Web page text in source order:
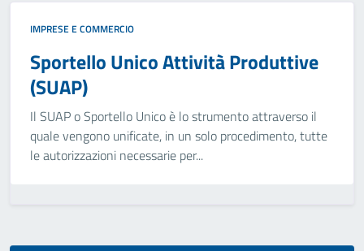
IMPRESE E COMMERCIO
Sportello Unico Attività Produttive
(SUAP)
Il SUAP o Sportello Unico è lo strumento attraverso il
quale vengono unificate, in un solo procedimento, tutte
le autorizzazioni necessarie per...